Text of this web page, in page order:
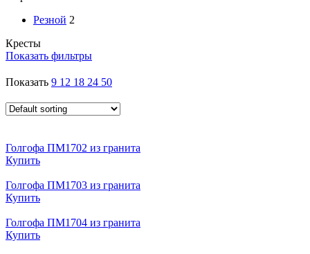
Резной 2
Кресты
Показать фильтры
Показать 9 12 18 24 50
Голгофа ПМ1702 из гранита
Купить
Голгофа ПМ1703 из гранита
Купить
Голгофа ПМ1704 из гранита
Купить